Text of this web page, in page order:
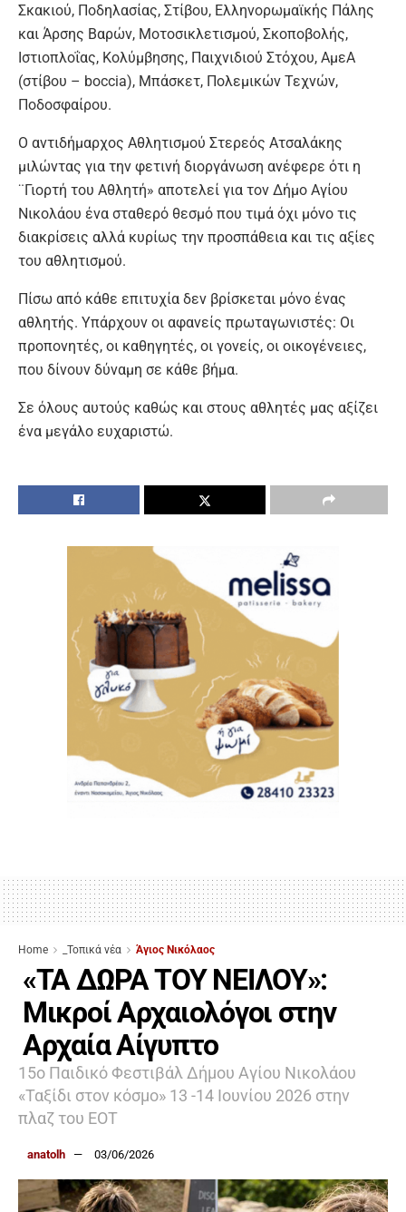
Σκακιού, Ποδηλασίας, Στίβου, Ελληνορωμαϊκής Πάλης
και Άρσης Βαρών, Μοτοσικλετισμού, Σκοποβολής,
Ιστιοπλοΐας, Κολύμβησης, Παιχνιδιού Στόχου, ΑμεΑ
(στίβου – boccia), Μπάσκετ, Πολεμικών Τεχνών,
Ποδοσφαίρου.
Ο αντιδήμαρχος Αθλητισμού Στερεός Ατσαλάκης
μιλώντας για την φετινή διοργάνωση ανέφερε ότι η
¨Γιορτή του Αθλητή» αποτελεί για τον Δήμο Αγίου
Νικολάου ένα σταθερό θεσμό που τιμά όχι μόνο τις
διακρίσεις αλλά κυρίως την προσπάθεια και τις αξίες
του αθλητισμού.
Πίσω από κάθε επιτυχία δεν βρίσκεται μόνο ένας
αθλητής. Υπάρχουν οι αφανείς πρωταγωνιστές: Οι
προπονητές, οι καθηγητές, οι γονείς, οι οικογένειες,
που δίνουν δύναμη σε κάθε βήμα.
Σε όλους αυτούς καθώς και στους αθλητές μας αξίζει
ένα μεγάλο ευχαριστώ.
Home _Τοπικά νέα Άγιος Νικόλαος
«ΤΑ ΔΩΡΑ ΤΟΥ ΝΕΙΛΟΥ»:
Μικροί Αρχαιολόγοι στην
Αρχαία Αίγυπτο
15ο Παιδικό Φεστιβάλ Δήμου Αγίου Νικολάου
«Ταξίδι στον κόσμο» 13 -14 Ιουνίου 2026 στην
πλαζ του ΕΟΤ
anatolh 03/06/2026